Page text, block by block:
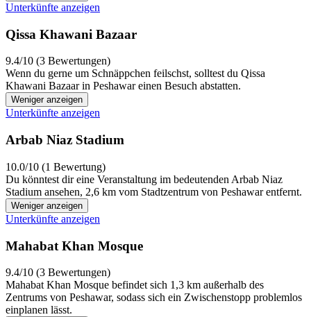
Unterkünfte anzeigen
Qissa Khawani Bazaar
9.4/10 (3 Bewertungen)
Wenn du gerne um Schnäppchen feilschst, solltest du Qissa
Khawani Bazaar in Peshawar einen Besuch abstatten.
Weniger anzeigen
Unterkünfte anzeigen
Arbab Niaz Stadium
10.0/10 (1 Bewertung)
Du könntest dir eine Veranstaltung im bedeutenden Arbab Niaz
Stadium ansehen, 2,6 km vom Stadtzentrum von Peshawar entfernt.
Weniger anzeigen
Unterkünfte anzeigen
Mahabat Khan Mosque
9.4/10 (3 Bewertungen)
Mahabat Khan Mosque befindet sich 1,3 km außerhalb des
Zentrums von Peshawar, sodass sich ein Zwischenstopp problemlos
einplanen lässt.